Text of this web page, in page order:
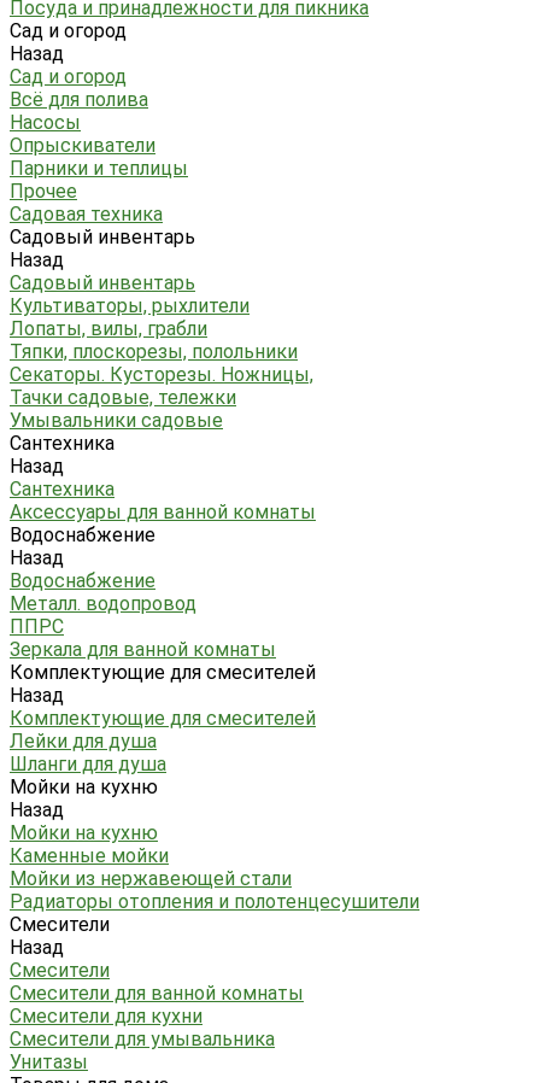
Посуда и принадлежности для пикника
Сад и огород
Назад
Сад и огород
Всё для полива
Насосы
Опрыскиватели
Парники и теплицы
Прочее
Садовая техника
Садовый инвентарь
Назад
Садовый инвентарь
Культиваторы, рыхлители
Лопаты, вилы, грабли
Тяпки, плоскорезы, полольники
Секаторы. Кусторезы. Ножницы,
Тачки садовые, тележки
Умывальники садовые
Сантехника
Назад
Сантехника
Аксессуары для ванной комнаты
Водоснабжение
Назад
Водоснабжение
Металл. водопровод
ППРС
Зеркала для ванной комнаты
Комплектующие для смесителей
Назад
Комплектующие для смесителей
Лейки для душа
Шланги для душа
Мойки на кухню
Назад
Мойки на кухню
Каменные мойки
Мойки из нержавеющей стали
Радиаторы отопления и полотенцесушители
Смесители
Назад
Смесители
Смесители для ванной комнаты
Смесители для кухни
Смесители для умывальника
Унитазы